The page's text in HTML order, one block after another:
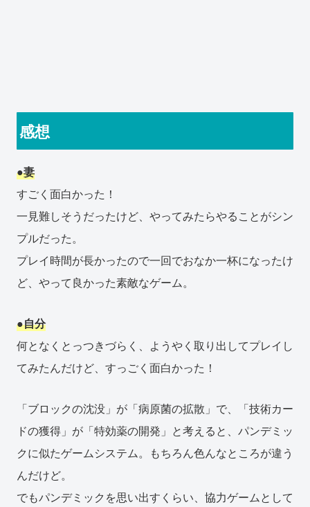
感想
●妻
すごく面白かった！
一見難しそうだったけど、やってみたらやることがシン
プルだった。
プレイ時間が長かったので一回でおなか一杯になったけ
ど、やって良かった素敵なゲーム。
●自分
何となくとっつきづらく、ようやく取り出してプレイし
てみたんだけど、すっごく面白かった！
「ブロックの沈没」が「病原菌の拡散」で、「技術カー
ドの獲得」が「特効薬の開発」と考えると、パンデミッ
クに似たゲームシステム。もちろん色んなところが違う
んだけど。
でもパンデミックを思い出すくらい、協力ゲームとして